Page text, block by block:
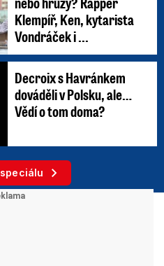
i
A vyletněný Babiš na
zahradě …
Klempíř, Ken, kytarista
Vondráček i ...
Decroix s Havránkem
dováděli v Polsku, ale…
Vědí o tom doma?